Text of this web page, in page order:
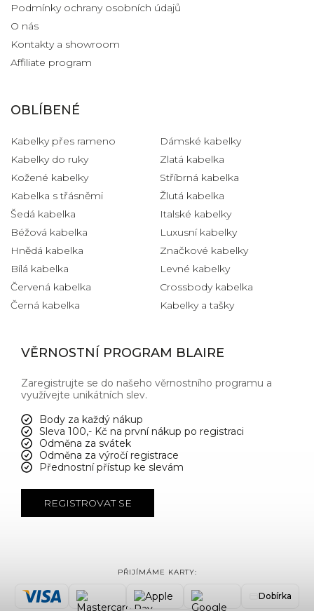
Podmínky ochrany osobních údajů
O nás
Kontakty a showroom
Affiliate program
OBLÍBENÉ
Kabelky přes rameno
Kabelky do ruky
Kožené kabelky
Kabelka s třásněmi
Šedá kabelka
Béžová kabelka
Hnědá kabelka
Bílá kabelka
Červená kabelka
Černá kabelka
Dámské kabelky
Zlatá kabelka
Stříbrná kabelka
Žlutá kabelka
Italské kabelky
Luxusní kabelky
Značkové kabelky
Levné kabelky
Crossbody kabelka
Kabelky a tašky
VĚRNOSTNÍ PROGRAM BLAIRE
Zaregistrujte se do našeho věrnostního programu a
využívejte unikátních slev.
Body za každý nákup
Sleva 100,- Kč na první nákup po registraci
Odměna za svátek
Odměna za výročí registrace
Přednostní přístup ke slevám
REGISTROVAT SE
PŘIJÍMÁME KARTY:
Dobírka